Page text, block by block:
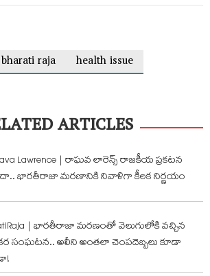
bharati raja
health issue
ARTICLES
Lawrence | రాఘవ లారెన్స్ రాజకీయ ప్రకటన
భారతీరాజా మరణానికి నివాళిగా కీలక నిర్ణయం
| భారతీరాజా మరణంతో వెలుగులోకి వచ్చిన
సంఘటన.. అలీని అంతలా చెంపదెబ్బలు కూడా